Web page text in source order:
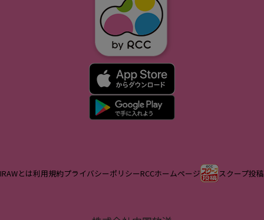
IRAWとは利用規約プライバシーポリシーRCCホームページ スクープ投稿